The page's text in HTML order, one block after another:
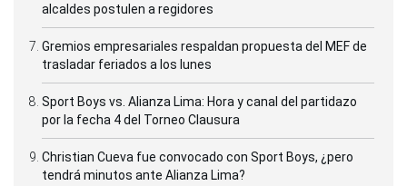
alcaldes postulen a regidores
Gremios empresariales respaldan propuesta del MEF de
trasladar feriados a los lunes
Sport Boys vs. Alianza Lima: Hora y canal del partidazo
por la fecha 4 del Torneo Clausura
Christian Cueva fue convocado con Sport Boys, ¿pero
tendrá minutos ante Alianza Lima?